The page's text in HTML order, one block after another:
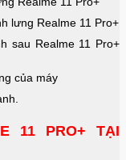
lưng Realme 11 Pro+
sau Realme 11 Pro+
của máy
11 PRO+ TẠI